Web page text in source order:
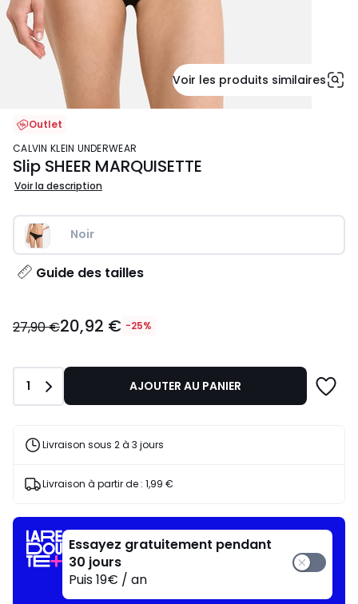
Voir les produits similaires
Outlet
CALVIN KLEIN UNDERWEAR
Slip SHEER MARQUISETTE
Voir la description
Noir
Guide des tailles
€
27,90
€
de
réduction
27,90 €20,92 € -25%
Quantité
1 AJOUTER AU PANIER
Livraison sous 2 à 3 jours
Livraison à partir de : 1,99 €
Essayez gratuitement pendant
30 jours
Puis 19€ / an